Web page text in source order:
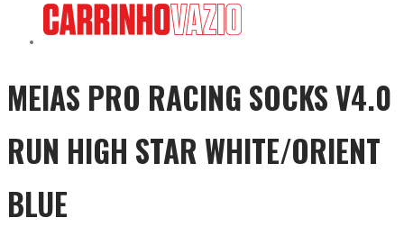
MEIAS PRO RACING SOCKS V4.0
RUN HIGH STAR WHITE/ORIENT
BLUE